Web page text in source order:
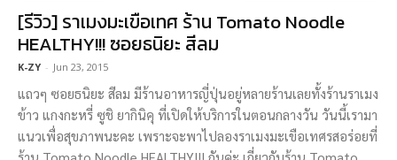
[รีวิว] ราเมงมะเขือเทศ ร้าน Tomato Noodle
HEALTHY!!! ซอยธนิยะ สีลม
K-ZY - Jun 23, 2015
แถวๆ ซอยธนิยะ สีลม มีร้านอาหารญี่ปุ่นอยู่หลายร้านเลยทั้งร้านราเมง
ข้าว แกงกะหรี่ ซูชิ ยากินิคุ ที่เปิดให้บริการในตอนกลางวัน วันนี้เรามา
แนวเพื่อสุขภาพนะคะ เพราะจะพาไปลองราเมงมะเขือเทศรสอร่อยที่
ร้าน Tomato Noodle HEALTHY!!! กันค่ะ เกี่ยวกับร้าน Tomato